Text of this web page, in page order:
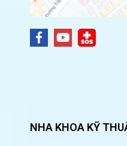
NHA KHOA KỸ